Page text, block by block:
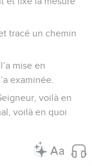
tracé un chemin
mise en
examinée.
voilà en
voilà en quoi